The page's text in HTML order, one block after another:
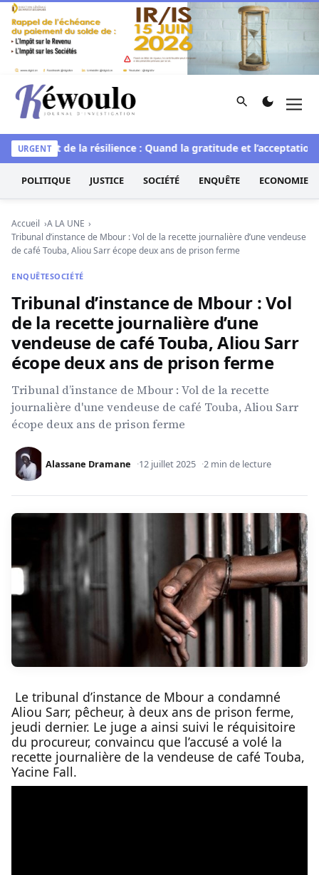
Aller au contenu
Kéwoulo, le premier site d'information et d'investigation
Rechercher
URGENT
L’art de la résilience : Quand la gratitude et l’acceptation
POLITIQUE JUSTICE SOCIÉTÉ ENQUÊTE ECONOMIE
Accueil
A LA UNE
Tribunal d’instance de Mbour : Vol de la recette journalière d’une vendeuse
de café Touba, Aliou Sarr écope deux ans de prison ferme
ENQUÊTESOCIÉTÉ
Tribunal d’instance de Mbour : Vol
de la recette journalière d’une
vendeuse de café Touba, Aliou Sarr
écope deux ans de prison ferme
Tribunal d’instance de Mbour : Vol de la recette
journalière d'une vendeuse de café Touba, Aliou Sarr
écope deux ans de prison ferme
Alassane Dramane 12 juillet 2025 2 min de lecture
Le tribunal d’instance de Mbour a condamné
Aliou Sarr, pêcheur, à deux ans de prison ferme,
jeudi dernier. Le juge a ainsi suivi le réquisitoire
du procureur, convaincu que l’accusé a volé la
recette journalière de la vendeuse de café Touba,
Yacine Fall.